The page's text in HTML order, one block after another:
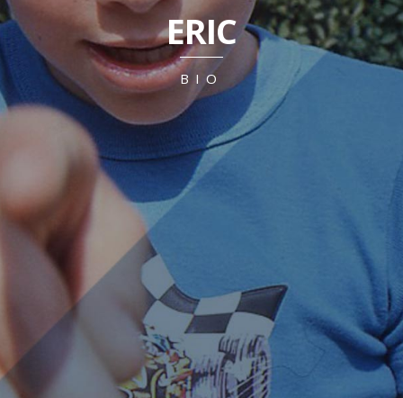
ERIC
BIO